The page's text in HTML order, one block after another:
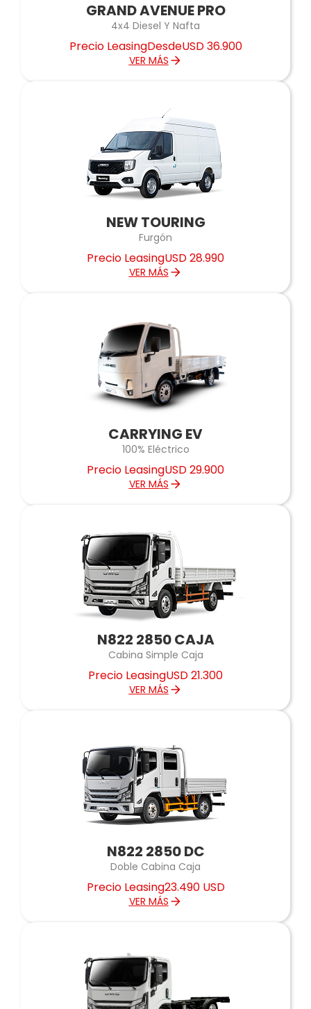
GRAND AVENUE PRO
4x4 Diesel Y Nafta
Precio LeasingDesdeUSD 36.900
VER MÁS
NEW TOURING
Furgón
Precio LeasingUSD 28.990
VER MÁS
CARRYING EV
100% Eléctrico
Precio LeasingUSD 29.900
VER MÁS
N822 2850 CAJA
Cabina Simple Caja
Precio LeasingUSD 21.300
VER MÁS
N822 2850 DC
Doble Cabina Caja
Precio Leasing23.490 USD
VER MÁS